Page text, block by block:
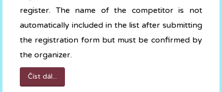
register. The name of the competitor is not
automatically included in the list after submitting
the registration form but must be confirmed by
the organizer.
Číst dál...